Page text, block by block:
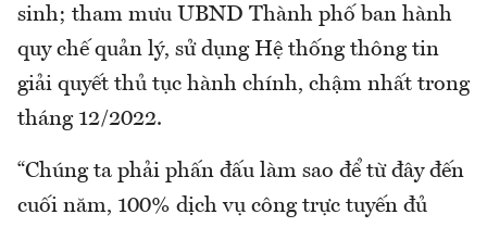
sinh; tham mưu UBND Thành phố ban hành
quy chế quản lý, sử dụng Hệ thống thông tin
giải quyết thủ tục hành chính, chậm nhất trong
tháng 12/2022.
“Chúng ta phải phấn đấu làm sao để từ đây đến
cuối năm, 100% dịch vụ công trực tuyến đủ